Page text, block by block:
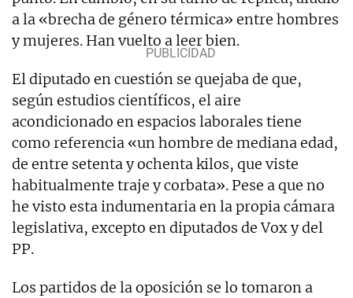
a la «brecha de género térmica» entre hombres
y mujeres. Han vuelto a leer bien.
El diputado en cuestión se quejaba de que,
según estudios científicos, el aire
acondicionado en espacios laborales tiene
como referencia «un hombre de mediana edad,
de entre setenta y ochenta kilos, que viste
habitualmente traje y corbata». Pese a que no
he visto esta indumentaria en la propia cámara
legislativa, excepto en diputados de Vox y del
PP.
Los partidos de la oposición se lo tomaron a